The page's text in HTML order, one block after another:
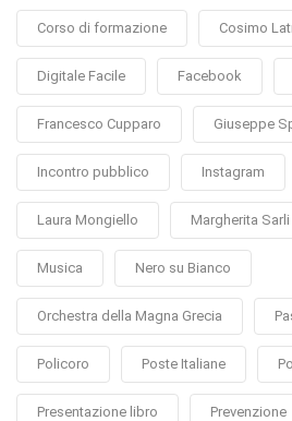
Corso di formazione Cosimo
Digitale Facile Facebook
Francesco Cupparo Giuseppe
Incontro pubblico Instagram
Laura Mongiello Margherita Sarli
Musica Nero su Bianco
Orchestra della Magna Grecia
Policoro Poste Italiane
Presentazione libro Prevenzione